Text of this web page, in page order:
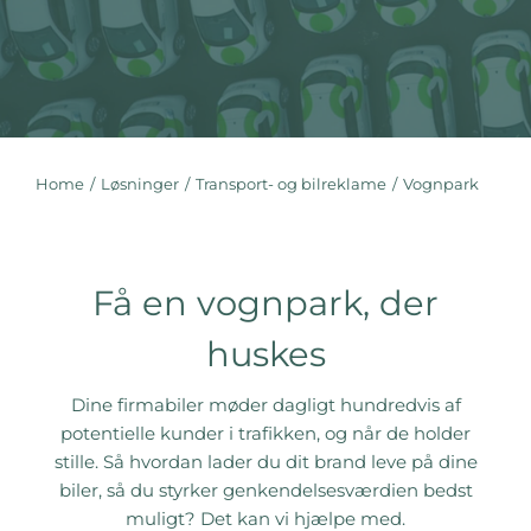
You are here:
Home Løsninger Transport- og bilreklame Vognpark
Få en vognpark, der
huskes
Dine firmabiler møder dagligt hundredvis af
potentielle kunder i trafikken, og når de holder
stille. Så hvordan lader du dit brand leve på dine
biler, så du styrker genkendelsesværdien bedst
muligt? Det kan vi hjælpe med.